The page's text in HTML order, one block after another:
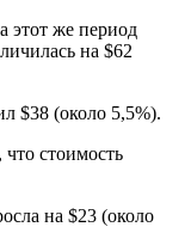
этот же период
на $62
$38 (около 5,5%).
стоимость
на $23 (около